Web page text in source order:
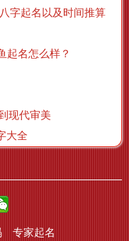
字起名以及时间推算
起名怎么样？
现代审美
大全
专家起名